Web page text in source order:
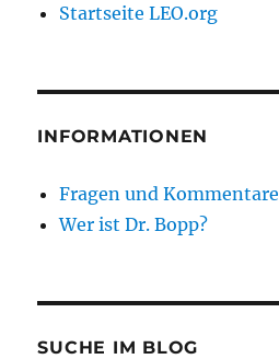
Startseite LEO.org
INFORMATIONEN
Fragen und Kommentare
Wer ist Dr. Bopp?
SUCHE IM BLOG